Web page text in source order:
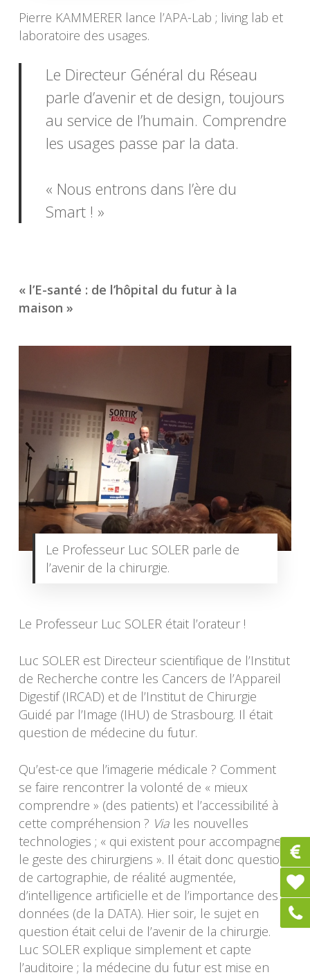
Pierre KAMMERER lance l’APA-Lab ; living lab et
laboratoire des usages.
Le Directeur Général du Réseau
parle d’avenir et de design, toujours
au service de l’humain. Comprendre
les usages passe par la data.
« Nous entrons dans l’ère du
Smart ! »
« l’E-santé : de l’hôpital du futur à la
maison »
Le Professeur Luc SOLER parle de
l’avenir de la chirurgie.
Le Professeur Luc SOLER était l’orateur !
Luc SOLER est Directeur scientifique de l’Institut
de Recherche contre les Cancers de l’Appareil
Digestif (IRCAD) et de l’Institut de Chirurgie
Guidé par l’Image (IHU) de Strasbourg. Il était
question de médecine du futur.
Qu’est-ce que l’imagerie médicale ? Comment
se faire rencontrer la volonté de « mieux
comprendre » (des patients) et l’accessibilité à
cette compréhension ? Viales nouvelles
technologies ; « qui existent pour accompagner
le geste des chirurgiens ». Il était donc question
de cartographie, de réalité augmentée,
d’intelligence artificielle et de l’importance des
données (de la DATA). Hier soir, le sujet en
question était celui de l’avenir de la chirurgie.
Luc SOLER explique simplement et capte
l’auditoire ; la médecine du futur est mise en